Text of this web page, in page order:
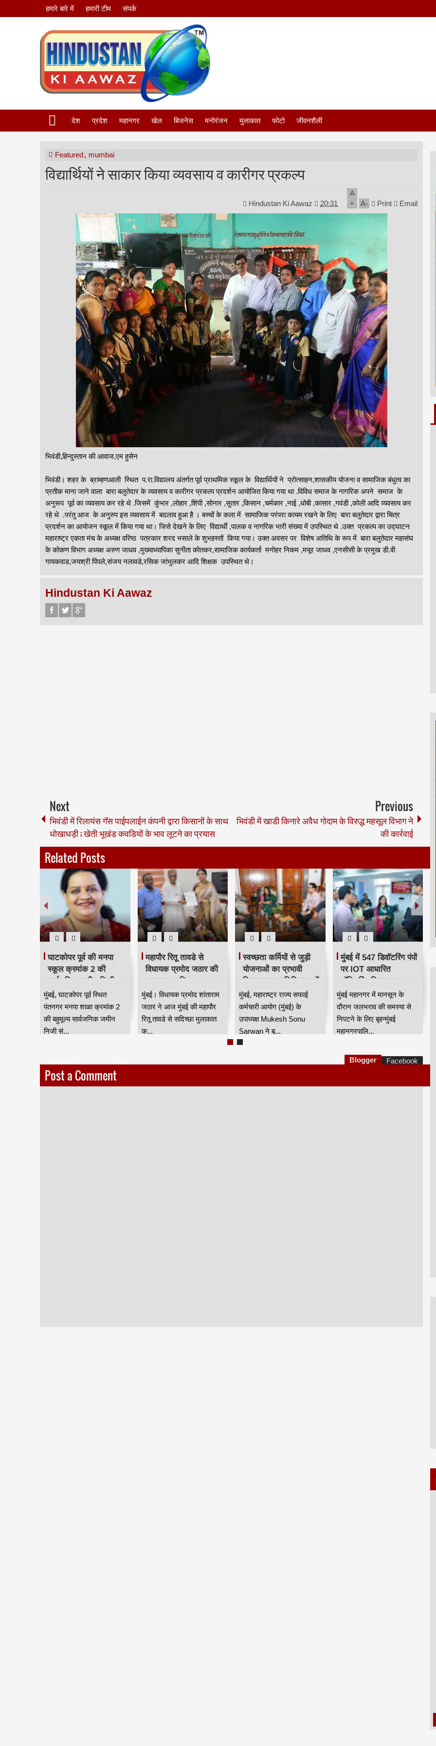
हमारे बारे में हमारी टीम संपर्क
देश प्रदेश महानगर खेल बिजनेस मनोरंजन मुलाकात फोटो जीवनशैली
Featured, mumbai
विद्यार्थियों ने साकार किया व्यवसाय व कारीगर प्रकल्प
Hindustan Ki Aawaz 20:31
A
+
A- Print Email
भिवंडी,हिन्दुस्तान की आवाज,एम हुसेन
भिवंडी। शहर के ब्राम्हणआली स्थित प.रा.विद्यालय अंतर्गत पूर्व प्राथमिक स्कूल के विद्यार्थियों ने प्रोत्साहन,शासकीय योजना व सामाजिक बंधुत्व का
प्रतीक माना जाने वाला बारा बलुतेदार के व्यवसाय व कारीगर प्रकल्प प्रदर्शन आयोजित किया गया था .विविध समाज के नागरिक अपने समाज के
अनुरूप पूर्व का व्यवसाय कर रहे थे .जिसमें कुंभार ,लोहार ,शिंपी ,सोनार ,सुतार ,किसान ,चर्मकार ,नाई ,धोबी ,कासार ,गवंडी ,कोली आदि व्यवसाय कर
रहे थे .परंतु आज के अनुरुप इस व्यवसाय में बदलाव हुआ है । बच्चों के कला में सामाजिक परंपरा कायम रखने के लिए बारा बलुतेदार द्वारा चित्र
प्रदर्शन का आयोजन स्कूल में किया गया था। जिसे देखने के लिए विद्यार्थी ,पालक व नागरिक भारी संख्या में उपस्थित थे .उक्त प्रकल्प का उद्घाटन
महाराष्ट्र एकता मंच के अध्यक्ष वरिष्ठ पत्रकार शरद भसाले के शुभहस्तों किया गया। उक्त अवसर पर विशेष अतिथि के रूप में बारा बलुतेदार महासंघ
के कोकण विभाग अध्यक्ष अरुण जाधव ,मुख्याध्यापिका सुनीता कोतकर,सामाजिक कार्यकर्ता मनोहर निकम ,मयूर जाधव ,एनसीसी के प्रमुख डी.वी
गायकवाड,जयश्री पिंपले,संजय नलावडे,रसिक जांभुलकर आदि शिक्षक उपस्थित थे।
Hindustan Ki Aawaz
Next
भिवंडी में रिलायंस गॅस पाईपलाईन कंपनी द्वारा किसानों के साथ
धोखाधड़ी ; खेती भूखंड कवडियों के भाव लूटने का प्रयास
Previous
भिवंडी में खाडी किनारे अवैध गोदाम के विरुद्ध महसूल विभाग ने
की कार्रवाई
Related Posts
घाटकोपर पूर्व की मनपा
स्कूल क्रमांक 2 की
सार्वजनिक जमीन निजी
संस्था को दिए जाने का
मामला गरमाया
मुंबई, घाटकोपर पूर्व स्थित
पंतनगर मनपा शाळा क्रमांक 2
की बहुमूल्य सार्वजनिक जमीन
निजी सं...
महापौर रितू तावडे से
विधायक प्रमोद जठार की
मुलाकात, महिला
सशक्तिकरण, स्वास्थ्य और
पर्यटन से जुड़े चार प्रमुख
मुद्दे उठाए HKA
मुंबई। विधायक प्रमोद शांताराम
जठार ने आज मुंबई की महापौर
रितू तावडे से सदिच्छा मुलाकात
क...
स्वच्छता कर्मियों से जुड़ी
योजनाओं का प्रभावी
क्रियान्वयन सुनिश्चित करें
— महाराष्ट्र राज्य सफाई
कर्मचारी आयोग के उपाध्यक्ष
मुकेश सोनू सरवान HKA
मुंबई, महाराष्ट्र राज्य सफाई
कर्मचारी आयोग (मुंबई) के
उपाध्यक्ष Mukesh Sonu
Sarwan ने बृ...
मुंबई में 547 डिवॉटरिंग पंपों
पर IOT आधारित
मॉनिटरिंग सिस्टम लागू,
बारिश में जलभराव नियंत्रण
होगा अधिक प्रभावी
मुंबई महानगर में मानसून के
दौरान जलभराव की समस्या से
निपटने के लिए बृहन्मुंबई
महानगरपालि...
Post a Comment
Blogger Facebook